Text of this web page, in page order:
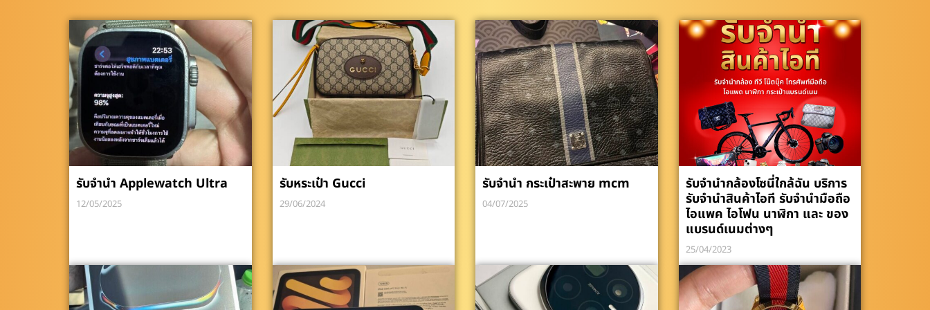
รับจำนำ Applewatch Ultra
12/05/2025
รับหระเป๋า Gucci
29/06/2024
รับจำนำ กระเป๋าสะพาย mcm
04/07/2025
รับจำนำกล้องโซนี่ใกล้ฉัน บริการ
รับจำนำสินค้าไอที รับจำนำมือถือ
ไอแพค ไอโฟน นาฬิกา และ ของ
แบรนด์เนมต่างๆ
25/04/2023